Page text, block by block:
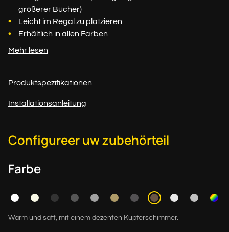
größerer Bücher)
Leicht im Regal zu platzieren
Erhältlich in allen Farben
Mehr lesen
Produktspezifikationen
Installationsanleitung
Configureer uw zubehörteil
Farbe
Warm und satt, mit einem dezenten Kupferschimmer.